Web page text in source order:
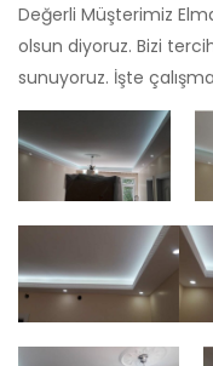
Değerli Müşterimiz
olsun diyoruz. Bizi
sunuyoruz. İşte